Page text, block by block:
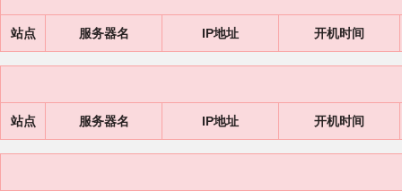
站点 服务器名 IP地址 开机时间
站点 服务器名 IP地址 开机时间